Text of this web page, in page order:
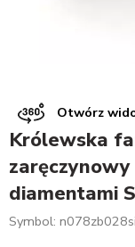
Otwórz
Królewska
zaręczynowy
diamentami
Symbol: